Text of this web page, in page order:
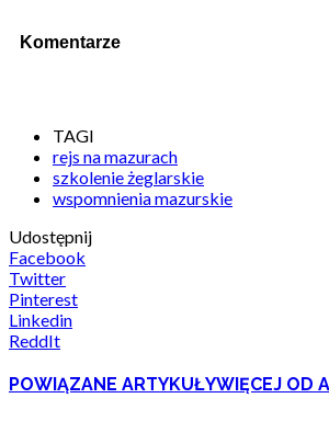
Komentarze
TAGI
rejs na mazurach
szkolenie żeglarskie
wspomnienia mazurskie
Udostępnij
Facebook
Twitter
Pinterest
Linkedin
ReddIt
POWIĄZANE ARTYKUŁYWIĘCEJ OD